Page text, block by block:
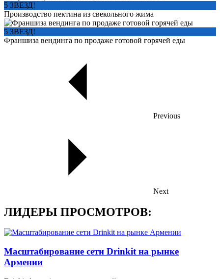
5 ЗВЕЗД!
Производство пектина из свекольного жима
5 ЗВЕЗД!
Франшиза вендинга по продаже готовой горячей еды
Previous
Next
ЛИДЕРЫ ПРОСМОТРОВ:
Масштабирование сети Drinkit на рынке
Армении